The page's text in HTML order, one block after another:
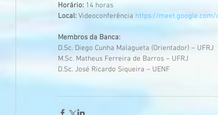
Horário: 14 horas
Local: Videoconferência https://
Membros da Banca:
D.Sc. Diego Cunha Malagueta (Orientador) –
M.Sc. Matheus Ferreira de Barros – UFRJ
D.Sc. José Ricardo Siqueira – UENF